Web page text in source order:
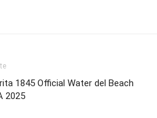
1845 Official Water del Beach
2025